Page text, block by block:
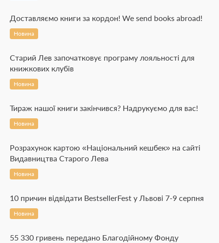
Доставляємо книги за кордон! We send books abroad!
Новина
Старий Лев започатковує програму лояльності для
книжкових клубів
Новина
Тираж нашої книги закінчився? Надрукуємо для вас!
Новина
Розрахунок картою «Національний кешбек» на сайті
Видавництва Старого Лева
Новина
10 причин відвідати BestsellerFest у Львові 7-9 серпня
Новина
55 330 гривень передано Благодійному Фонду